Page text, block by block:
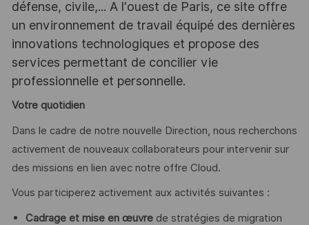
défense, civile,... A l'ouest de Paris, ce site offre
un environnement de travail équipé des dernières
innovations technologiques et propose des
services permettant de concilier vie
professionnelle et personnelle.
Votre quotidien
Dans le cadre de notre nouvelle Direction, nous recherchons
activement de nouveaux collaborateurs pour intervenir sur
des missions en lien avec notre offre Cloud.
Vous participerez activement aux activités suivantes :
Cadrage et mise en œuvre de stratégies de migration